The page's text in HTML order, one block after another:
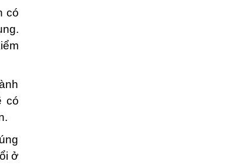
có
có
ở